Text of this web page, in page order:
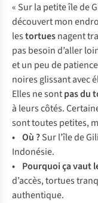
« Sur la petite île de
découvert mon
lestortuesnagent
pas besoin d’aller
et un peu de
noires glissant avec
Elles ne sontpas du
à leurs côtés.
sont toutes petites,
• Où ?Sur l’île de
Indonésie.
• Pourquoi ça vaut
d’accès, tortues
authentique.